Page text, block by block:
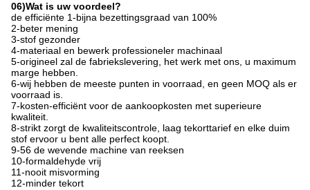
06)Wat is uw voordeel?
de efficiënte 1-bijna bezettingsgraad van 100%
2-beter mening
3-stof gezonder
4-materiaal en bewerk professioneler machinaal
5-origineel zal de fabriekslevering, het werk met ons, u maximum
marge hebben.
6-wij hebben de meeste punten in voorraad, en geen MOQ als er
voorraad is.
7-kosten-efficiënt voor de aankoopkosten met superieure
kwaliteit.
8-strikt zorgt de kwaliteitscontrole, laag tekorttarief en elke duim
stof ervoor u bent alle perfect koopt.
9-56 de wevende machine van reeksen
10-formaldehyde vrij
11-nooit misvorming
12-minder tekort